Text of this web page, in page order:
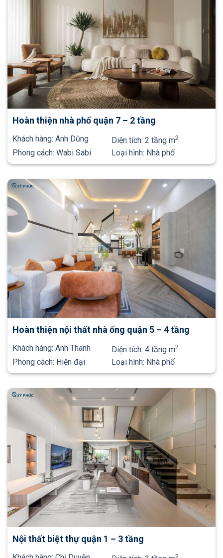
Hoàn thiện nhà phố quận 7 – 2 tầng
Khách hàng: Anh Dũng Diện tích: 2 tầng m2
Phong cách: Wabi Sabi Loại hình: Nhà phố
Hoàn thiện nội thất nhà ống quận 5 – 4 tầng
Khách hàng: Anh Thanh Diện tích: 4 tầng m2
Phong cách: Hiện đại Loại hình: Nhà phố
Nội thất biệt thự quận 1 – 3 tầng
2